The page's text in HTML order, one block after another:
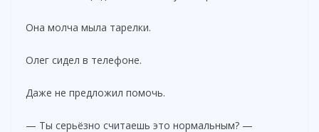
Она молча мыла тарелки.
Олег сидел в телефоне.
Даже не предложил помочь.
— Ты серьёзно считаешь это нормальным? —